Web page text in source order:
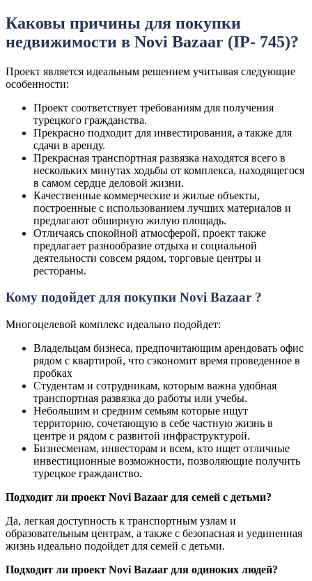
Каковы причины для покупки
недвижимости в Novi Bazaar (IP- 745)?
Проект является идеальным решением учитывая следующие
особенности:
Проект соответствует требованиям для получения
турецкого гражданства.
Прекрасно подходит для инвестирования, а также для
сдачи в аренду.
Прекрасная транспортная развязка находятся всего в
нескольких минутах ходьбы от комплекса, находящегося
в самом сердце деловой жизни.
Качественные коммерческие и жилые объекты,
построенные с использованием лучших материалов и
предлагают обширную жилую площадь.
Отличаясь спокойной атмосферой, проект также
предлагает разнообразие отдыха и социальной
деятельности совсем рядом, торговые центры и
рестораны.
Кому подойдет для покупки Novi Bazaar ?
Многоцелевой комплекс идеально подойдет:
Владельцам бизнеса, предпочитающим арендовать офис
рядом с квартирой, что сэкономит время проведенное в
пробках
Студентам и сотрудникам, которым важна удобная
транспортная развязка до работы или учебы.
Небольшим и средним семьям которые ищут
территорию, сочетающую в себе частную жизнь в
центре и рядом с развитой инфраструктурой.
Бизнесменам, инвесторам и всем, кто ищет отличные
инвестиционные возможности, позволяющие получить
турецкое гражданство.
Подходит ли проект Novi Bazaar для семей с детьми?
Да, легкая доступность к транспортным узлам и
образовательным центрам, а также с безопасная и уединенная
жизнь идеально подойдет для семей с детьми.
Подходит ли проект Novi Bazaar для одиноких людей?